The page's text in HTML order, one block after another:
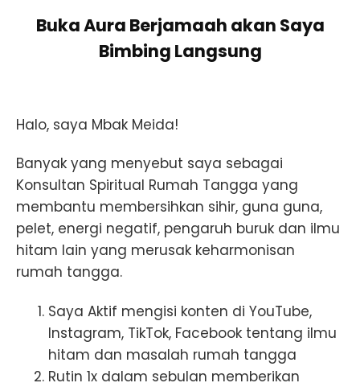
Buka Aura Berjamaah akan Saya
Bimbing Langsung
Halo, saya Mbak Meida!
Banyak yang menyebut saya sebagai
Konsultan Spiritual Rumah Tangga yang
membantu membersihkan sihir, guna guna,
pelet, energi negatif, pengaruh buruk dan ilmu
hitam lain yang merusak keharmonisan
rumah tangga.
Saya Aktif mengisi konten di YouTube,
Instagram, TikTok, Facebook tentang ilmu
hitam dan masalah rumah tangga
Rutin 1x dalam sebulan memberikan